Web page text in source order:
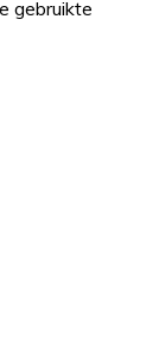
gebruikte